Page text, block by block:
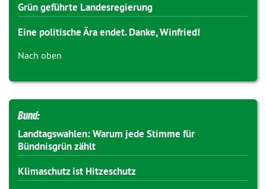
Grün geführte Landesregierung
Eine politische Ära endet. Danke, Winfried!
Nach oben
Bund:
Landtagswahlen: Warum jede Stimme für
Bündnisgrün zählt
Klimaschutz ist Hitzeschutz